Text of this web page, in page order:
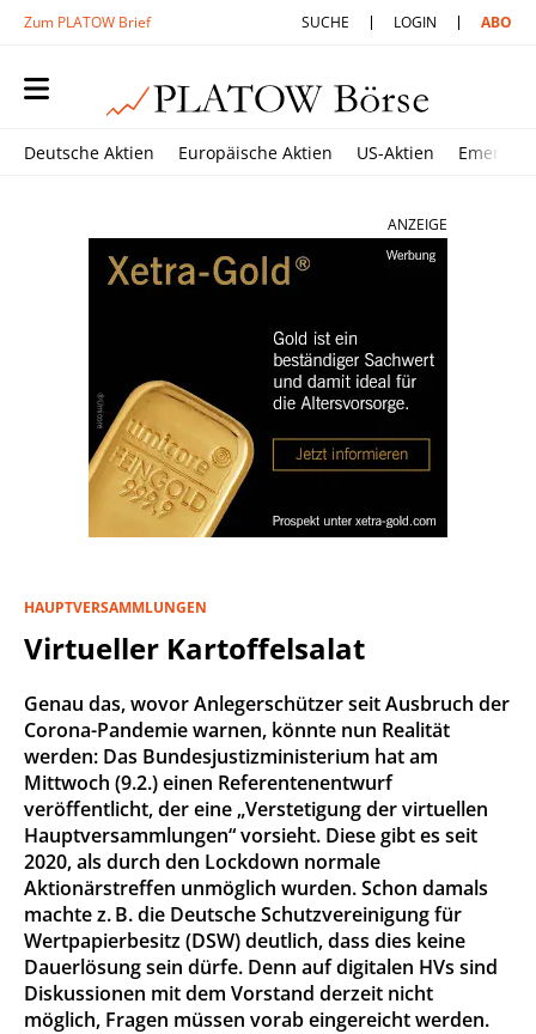
Zum PLATOW Brief SUCHE LOGIN ABO
Deutsche Aktien Europäische Aktien US-Aktien
ANZEIGE
HAUPTVERSAMMLUNGEN
Virtueller Kartoffelsalat
Genau das, wovor Anlegerschützer seit Ausbruch der
Corona-Pandemie warnen, könnte nun Realität
werden: Das Bundesjustizministerium hat am
Mittwoch (9.2.) einen Referentenentwurf
veröffentlicht, der eine „Verstetigung der virtuellen
Hauptversammlungen“ vorsieht. Diese gibt es seit
2020, als durch den Lockdown normale
Aktionärstreffen unmöglich wurden. Schon damals
machte z. B. die Deutsche Schutzvereinigung für
Wertpapierbesitz (DSW) deutlich, dass dies keine
Dauerlösung sein dürfe. Denn auf digitalen HVs sind
Diskussionen mit dem Vorstand derzeit nicht
möglich, Fragen müssen vorab eingereicht werden.